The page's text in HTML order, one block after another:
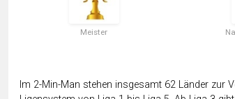
Meister
Im 2-Min-Man stehen insgesamt 62 Länder zur